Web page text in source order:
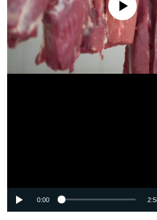
No media source
0:00